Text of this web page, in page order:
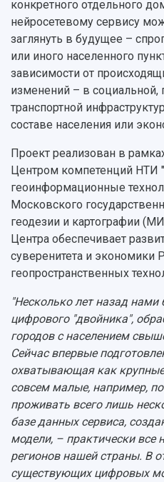
Архив
Фирменный стиль
Устойчивое развитие
Кампус
3D-тур по
Учебный аэродром
Центр истории
Ботанический сад
Умный дом бабочек
Международный
Сведения об
Библиотека
Видеолекции
Противодействие
Конкурсы научных
Областной конкурс
Отчеты о научно-
деятельности
Журналы Самарского
Научные
Патенты
Публикации и
конкретного отдельного
нейросетевому сервису
заглянуть в будущее –
или иного населенного
зависимости от
изменений – в социальной,
транспортной
составе населения или
Проект реализован в
Центром компетенций НТИ
геоинформационные
Московского
геодезии и картографии
Центра обеспечивает
суверенитета и экономики
геопространственных
"Несколько лет назад
цифрового "двойника",
городов с населением
Сейчас впервые
охватывающая как
совсем малые, например,
проживать всего лишь
базе данных сервиса,
модели, – практически все
регионов нашей страны. В
существующих цифровых